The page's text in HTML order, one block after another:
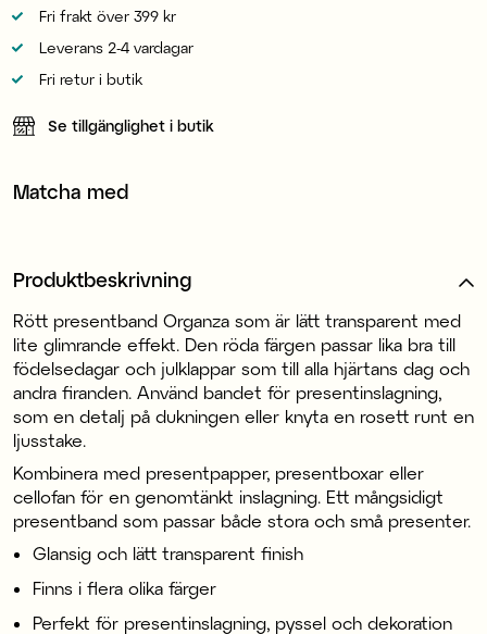
Fri frakt över 399 kr
Leverans 2-4 vardagar
Fri retur i butik
Se tillgänglighet i butik
Matcha med
Produktbeskrivning
Rött presentband Organza som är lätt transparent med
lite glimrande effekt. Den röda färgen passar lika bra till
födelsedagar och julklappar som till alla hjärtans dag och
andra firanden. Använd bandet för presentinslagning,
som en detalj på dukningen eller knyta en rosett runt en
ljusstake.
Kombinera med presentpapper, presentboxar eller
cellofan för en genomtänkt inslagning. Ett mångsidigt
presentband som passar både stora och små presenter.
Glansig och lätt transparent finish
Finns i flera olika färger
Perfekt för presentinslagning, pyssel och dekoration